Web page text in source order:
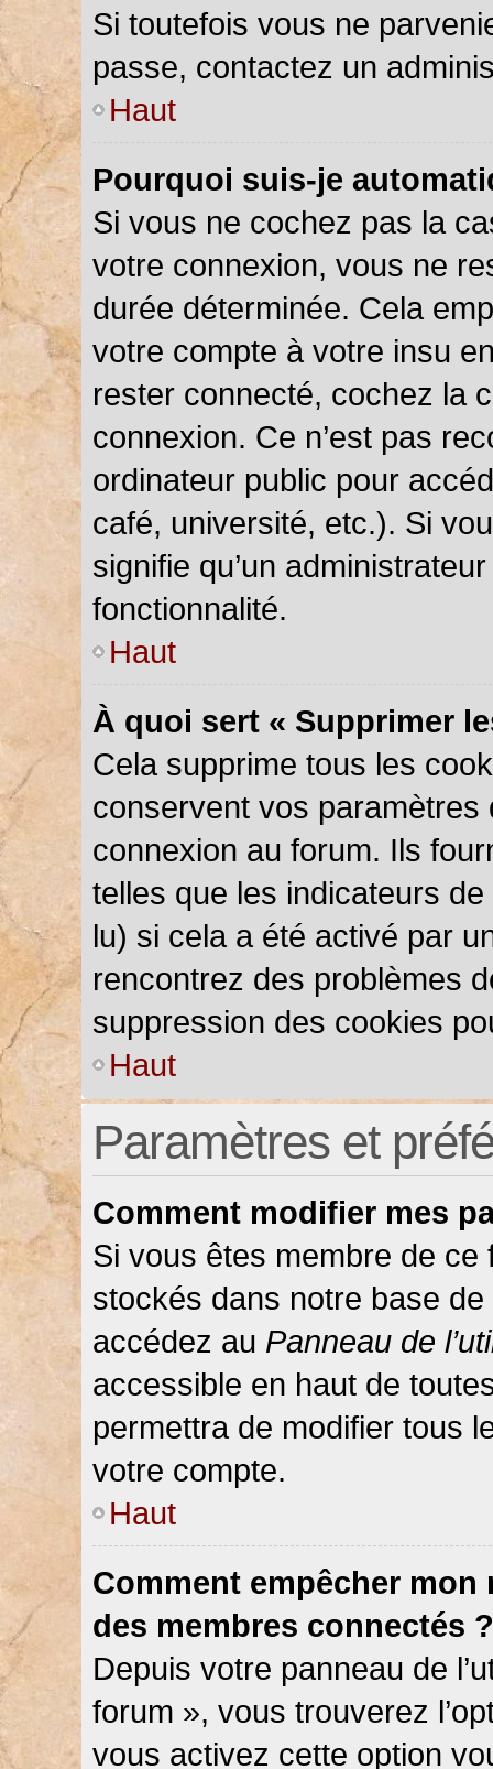
Si toutefois vous ne
passe, contactez un
Haut
Pourquoi suis-je
Si vous ne cochez pas la
votre connexion, vous ne
durée déterminée. Cela
votre compte à votre insu
rester connecté, cochez la
connexion. Ce n’est pas
ordinateur public pour
café, université, etc.). Si
signifie qu’un
fonctionnalité.
Haut
À quoi sert « Supprimer
Cela supprime tous les
conservent vos paramètres
connexion au forum. Ils
telles que les indicateurs
lu) si cela a été activé par
rencontrez des problèmes
suppression des cookies
Haut
Paramètres et
Comment modifier mes
Si vous êtes membre de
stockés dans notre base
accédez au Panneau de
accessible en haut de
permettra de modifier tous
votre compte.
Haut
Comment empêcher mon
des membres connectés ?
Depuis votre panneau de
forum », vous trouverez
vous activez cette option